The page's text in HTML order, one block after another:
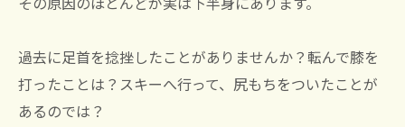
過去に足首を捻挫したことがありませんか？転んで膝を
打ったことは？スキーへ行って、尻もちをついたことが
あるのでは？